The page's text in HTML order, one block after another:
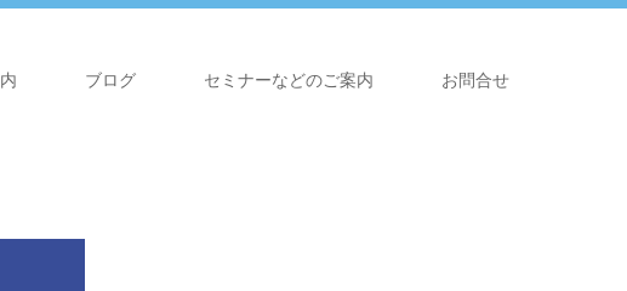
ブログ セミナーなどのご案内 お問合せ